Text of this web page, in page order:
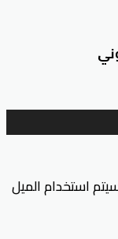
استخدام الميل